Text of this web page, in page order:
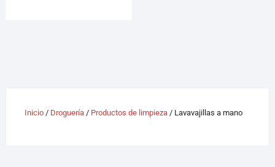
Inicio/ Droguería/ Productos de limpieza/ Lavavajillas a mano